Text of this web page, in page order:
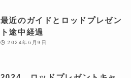
最近のガイドとロッドプレゼン
ト途中経過
2024年6月9日